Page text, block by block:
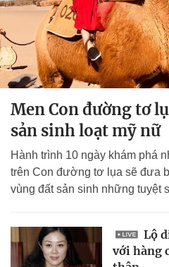
Men Con đường tơ
sản sinh loạt mỹ nữ
Hành trình 10 ngày khám phá
trên Con đường tơ lụa sẽ đưa
vùng đất sản sinh những tuyệt
Lộ
với hàng